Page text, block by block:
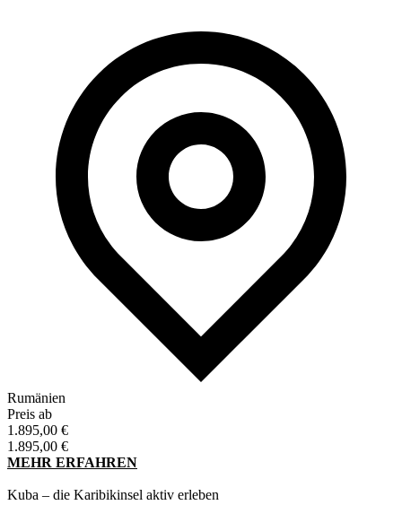
Rumänien
Preis ab
1.895,00 €
1.895,00 €
MEHR ERFAHREN
Kuba – die Karibikinsel aktiv erleben